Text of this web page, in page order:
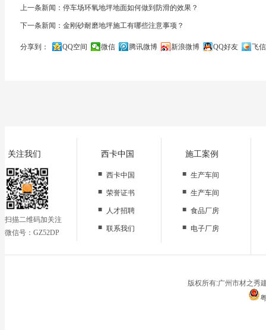
上一条新闻：停车场环氧地坪地面如何做到防滑的效果？
下一条新闻：金刚砂耐磨地坪施工有哪些注意事项？
分享到： QQ空间 微信 腾讯微博 新浪微博 QQ好友
飞信
关注我们
扫描二维码加关注
微信号：GZ52DP
西卡中国
■ 西卡中国
■ 荣誉证书
■
人才招聘
■ 联系我们
施工案例
■ 生产车间
■ 生产车间
■ 食品厂房
■ 电子厂房
停车场
版权所有:广州市材之